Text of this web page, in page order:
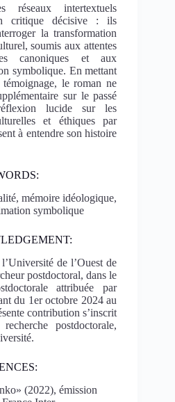
intertextuels
critique décisive : ils
la transformation
soumis aux attentes
canoniques et aux
symbolique. En mettant
le roman ne
sur le passé
lucide sur les
et éthiques par
à entendre son histoire
mémoire idéologique,
symbolique
de l’Ouest de
postdoctoral, dans le
attribuée par
du 1er octobre 2024 au
contribution s’inscrit
postdoctorale,
(2022), émission